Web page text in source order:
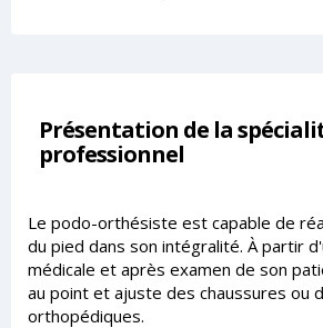
Présentation de la
professionnel
Le podo-orthésiste est capable de
du pied dans son intégralité. À partir
médicale et après examen de son
au point et ajuste des chaussures ou
orthopédiques.